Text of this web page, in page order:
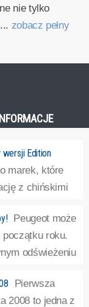
nie tylko
zobacz pełny
Edition
marek, które
z chińskimi
ze
z manualną... »
Peugeot może
roku.
odświeżeniu
rynek
Pierwsza
2008 to jedna z